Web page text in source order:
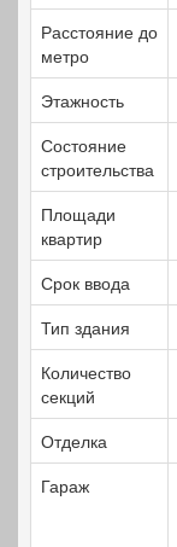
Расстояние до
метро
Этажность
Состояние
строительства
Площади
квартир
Срок ввода
Тип здания
Количество
секций
Отделка
Гараж